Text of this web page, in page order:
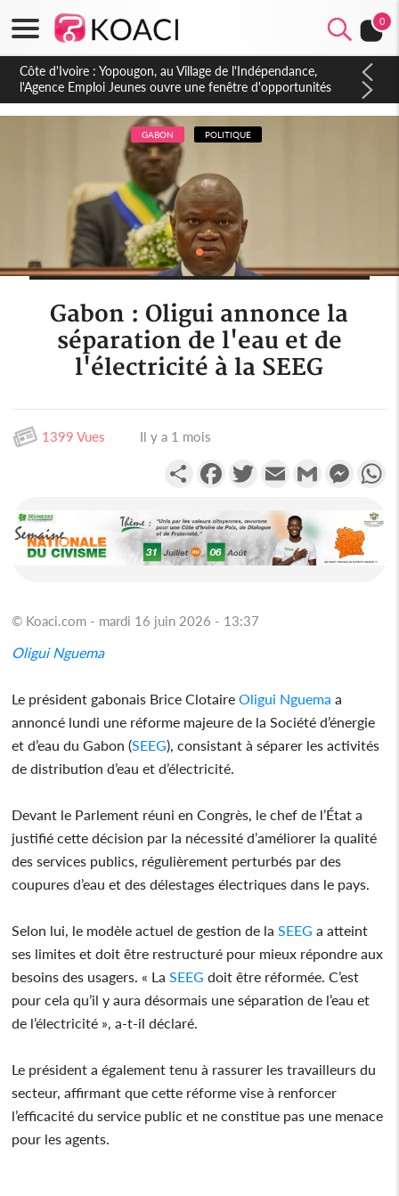
0
Côte d'Ivoire : CHU de Treichville, après la fronde, les agents
contractuels obtiennent un accord avec la direction sur les
arriérés du SMIG 2023
GABON POLITIQUE
Gabon : Oligui annonce la
séparation de l'eau et de
l'électricité à la SEEG
1399 Vues Il y a 1 mois
PartagerFacebookTwitterEmail Gmail
© Koaci.com - mardi 16 juin 2026 - 13:37
Oligui Nguema
Le président gabonais Brice ClotaireOligui Nguema a
annoncé lundi une réforme majeure de la Société d’énergie
et d’eau du Gabon (SEEG), consistant à séparer les activités
de distribution d’eau et d’électricité.
Devant le Parlement réuni en Congrès, le chef de l’État a
justifié cette décision par la nécessité d’améliorer la qualité
des services publics, régulièrement perturbés par des
coupures d’eau et des délestages électriques dans le pays.
Selon lui, le modèle actuel de gestion de laSEEG a atteint
ses limites et doit être restructuré pour mieux répondre aux
besoins des usagers. « LaSEEG doit être réformée. C’est
pour cela qu’il y aura désormais une séparation de l’eau et
de l’électricité », a-t-il déclaré.
Le président a également tenu à rassurer les travailleurs du
secteur, affirmant que cette réforme vise à renforcer
l’efficacité du service public et ne constitue pas une menace
pour les agents.